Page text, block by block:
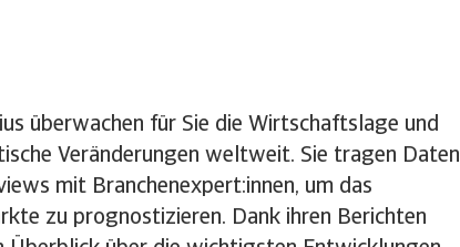
überwachen für Sie die Wirtschaftslage und
Veränderungen weltweit. Sie tragen Daten
mit Branchenexpert:innen, um das
zu prognostizieren. Dank ihren Berichten